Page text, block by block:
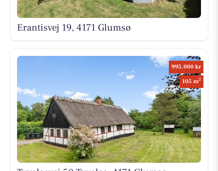
Erantisvej 19, 4171 Glumsø
995.000 kr
105 m2